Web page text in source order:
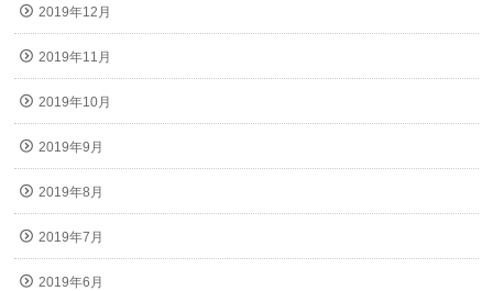
2019年12月
2019年11月
2019年10月
2019年9月
2019年8月
2019年7月
2019年6月